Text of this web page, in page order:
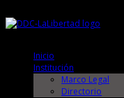
Inicio
Institución
Marco Legal
Directorio